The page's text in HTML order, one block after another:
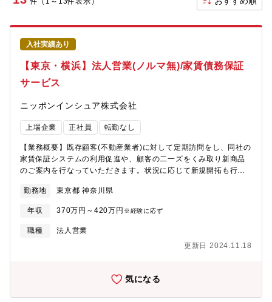
入社実績あり
【東京・横浜】法人営業(ノルマ無)/家賃債務保証
サービス
ニッポンインシュア株式会社
上場企業 正社員 転勤なし
【業務概要】既存顧客(不動産業者)に対して定期訪問をし、同社の
家賃保証システムの利用促進や、顧客の二一ズをくみ取り新商品
のご案内を行なっていただきます。状況に応じて新規開拓も行い
し、新たに契約を結ぶ入居希望者がいないか確認。(営業1人あた
りの担当顧客は20~30社ですが、そのうちの10社前後で新規契約
が発生するイメージ)※15日が申込締切のため、間に合うよう契約
書を回収■既存取引先のフォロー/より多くの方に同社のサービス
には高齢者や多国籍の方など、審査か通りにくい方にも対応でき
ケ―スも多いです。ニーズを引き出す意識を持って営業活動を進
めましよう。く個人ノルマはありません>同社の営業は、みんなで
拠点全体の売上目標の達成を目指すスタイル。月初の契約書回収
勤務地 東京都 神奈川県
年収 370万円～420万円 ※経験に応ず
職種
法人営業
更新日 2024.11.18
気になる